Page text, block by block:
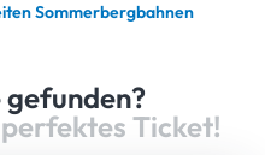
Sommerbergbahnen
gefunden?
Ticket!